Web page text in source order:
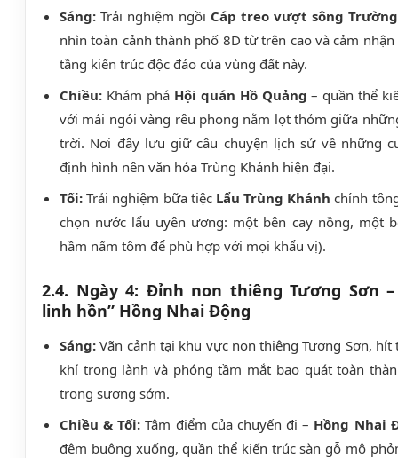
Sáng: Trải nghiệm ngồi Cáp treo vượt sông
nhìn toàn cảnh thành phố 8D từ trên cao và cảm
tầng kiến trúc độc đáo của vùng đất này.
Chiều: Khám phá Hội quán Hồ Quảng – quần thể
với mái ngói vàng rêu phong nằm lọt thỏm giữa
trời. Nơi đây lưu giữ câu chuyện lịch sử về những
định hình nên văn hóa Trùng Khánh hiện đại.
Tối: Trải nghiệm bữa tiệc Lẩu Trùng Khánh chính
chọn nước lẩu uyên ương: một bên cay nồng, một
hầm nấm tôm để phù hợp với mọi khẩu vị).
2.4. Ngày 4: Đỉnh non thiêng Tương Sơn
linh hồn” Hồng Nhai Động
Sáng: Vãn cảnh tại khu vực non thiêng Tương Sơn,
khí trong lành và phóng tầm mắt bao quát toàn
trong sương sớm.
Chiều & Tối: Tâm điểm của chuyến đi – Hồng Nhai
đêm buông xuống, quần thể kiến trúc sàn gỗ mô